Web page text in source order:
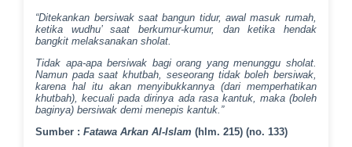
“Ditekankan bersiwak saat bangun tidur, awal masuk rumah,
ketika wudhu’ saat berkumur-kumur, dan ketika hendak
bangkit melaksanakan sholat.
Tidak apa-apa bersiwak bagi orang yang menunggu sholat.
Namun pada saat khutbah, seseorang tidak boleh bersiwak,
karena hal itu akan menyibukkannya (dari memperhatikan
khutbah), kecuali pada dirinya ada rasa kantuk, maka (boleh
baginya) bersiwak demi menepis kantuk.”
Sumber :Fatawa Arkan Al-Islam (hlm. 215) (no. 133)